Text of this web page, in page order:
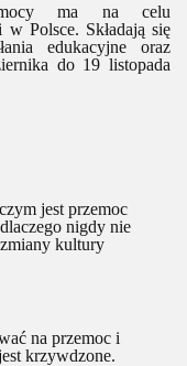
ma na celu
Polsce. Składają się
edukacyjne oraz
do 19 listopada
jest przemoc
nigdy nie
kultury
na przemoc i
krzywdzone.